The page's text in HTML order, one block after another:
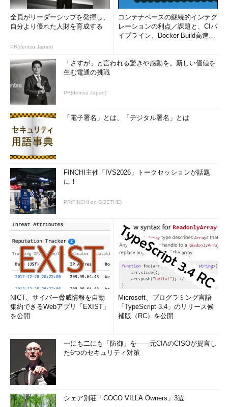
全員がリーダーシップを発揮し、
自分より優れた人財を育成する
PR(dentsu Japan)
コンテナベースの継続的インテグ
レーションの利点／課題と、CIパ
イプライン、Docker Build高速化
「さすが」と言われる驚きや感動を。新しい価値を
生む電通の挑戦
PR(dentsu Japan)
「電子署名」とは、「デジタル署名」とは
FINCHI主催「IVS2026」トークセッションが話題
に！
PR(FINCHI on GOETHE)
NICT、サイバー脅威情報を自動
集約できるWebアプリ「EXIST」
を公開
Microsoft、プログラミング言語
「TypeScript 3.4」のリリース候
補版（RC）を公開
一にも二にも「防御」を――元CIAのCISOが提言し
た6つのセキュリティ対策
シェア別荘「COCO VILLA Owners」3選